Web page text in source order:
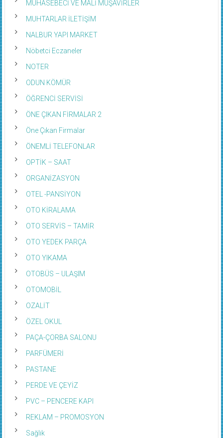
MUHASEBECİ VE MALİ MÜŞAVİRLER
MUHTARLAR İLETİŞİM
NALBUR YAPI MARKET
Nöbetci Eczaneler
NOTER
ODUN KÖMÜR
ÖĞRENCİ SERVİSİ
ÖNE ÇIKAN FİRMALAR 2
Öne Çıkan Firmalar
ÖNEMLİ TELEFONLAR
OPTİK – SAAT
ORGANİZASYON
OTEL -PANSİYON
OTO KİRALAMA
OTO SERVİS – TAMİR
OTO YEDEK PARÇA
OTO YIKAMA
OTOBÜS – ULAŞIM
OTOMOBİL
OZALİT
ÖZEL OKUL
PAÇA-ÇORBA SALONU
PARFÜMERİ
PASTANE
PERDE VE ÇEYİZ
PVC – PENCERE KAPI
REKLAM – PROMOSYON
Sağlık